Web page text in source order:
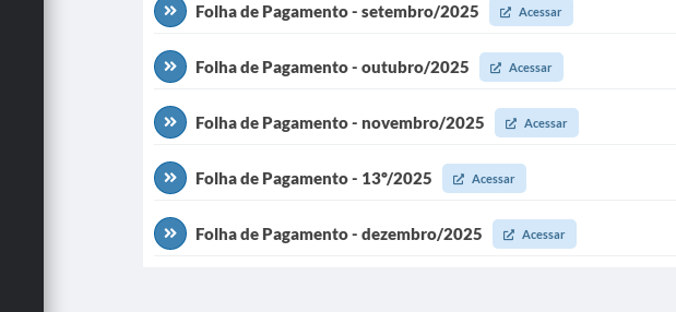
Folha de Pagamento - setembro/2025 Acessar
Folha de Pagamento - outubro/2025 Acessar
Folha de Pagamento - novembro/2025 Acessar
Folha de Pagamento - 13º/2025 Acessar
Folha de Pagamento - dezembro/2025 Acessar